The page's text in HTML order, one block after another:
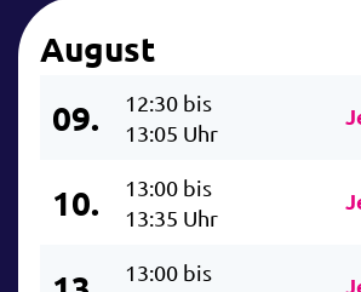
August
09.
12:30 bis
13:05 Uhr
10.
13:00 bis
13:35 Uhr
13:00 bis